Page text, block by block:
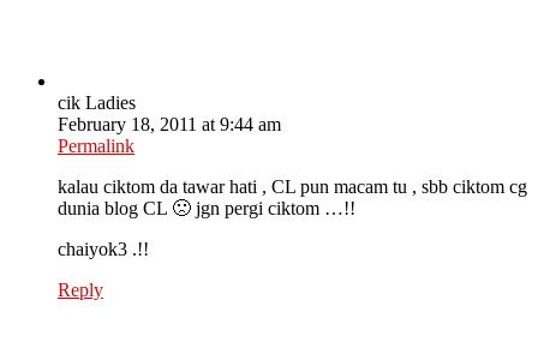
cik Ladies
February 18, 2011 at 9:44 am
Permalink
kalau ciktom da tawar hati , CL pun macam tu , sbb ciktom cg
dunia blog CL 🙁 jgn pergi ciktom …!!
chaiyok3 .!!
Reply